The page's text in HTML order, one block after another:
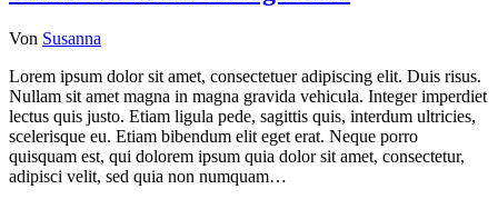
Von Susanna
Lorem ipsum dolor sit amet, consectetuer adipiscing elit. Duis risus.
Nullam sit amet magna in magna gravida vehicula. Integer imperdiet
lectus quis justo. Etiam ligula pede, sagittis quis, interdum ultricies,
scelerisque eu. Etiam bibendum elit eget erat. Neque porro
quisquam est, qui dolorem ipsum quia dolor sit amet, consectetur,
adipisci velit, sed quia non numquam…